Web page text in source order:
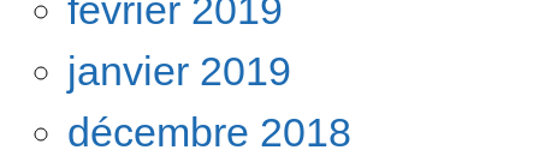
février 2019
janvier 2019
décembre 2018